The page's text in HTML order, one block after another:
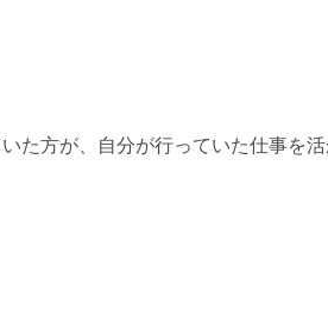
た方が、自分が行っていた仕事を